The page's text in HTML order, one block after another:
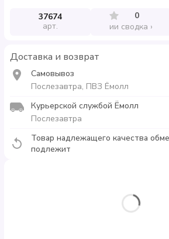
37674
арт.
0
ии сводка
Доставка и возврат
Самовывоз
Послезавтра, ПВЗ Ёмолл
Курьерской службой Ёмолл
Послезавтра
Товар надлежащего качества
подлежит